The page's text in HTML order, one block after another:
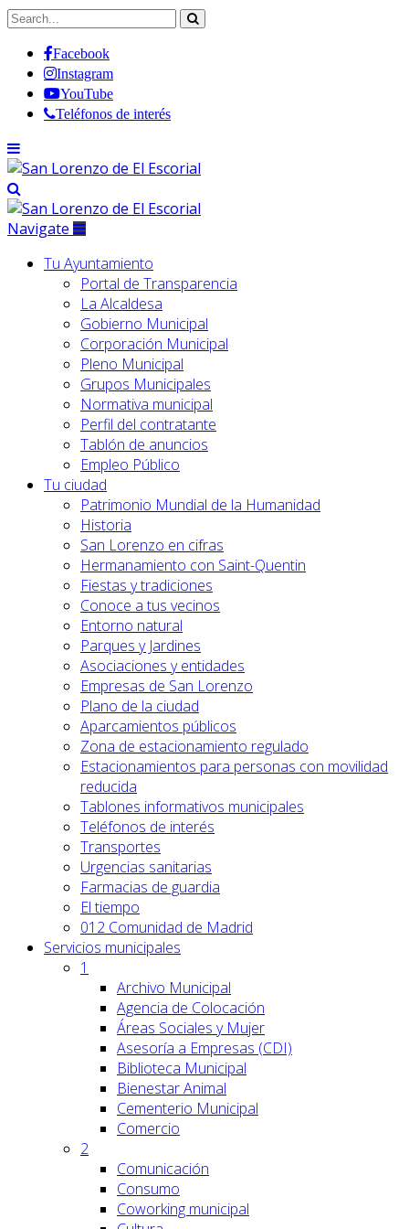
Facebook
Instagram
YouTube
Teléfonos de interés
Navigate
Tu Ayuntamiento
Portal de Transparencia
La Alcaldesa
Gobierno Municipal
Corporación Municipal
Pleno Municipal
Grupos Municipales
Normativa municipal
Perfil del contratante
Tablón de anuncios
Empleo Público
Tu ciudad
Patrimonio Mundial de la Humanidad
Historia
San Lorenzo en cifras
Hermanamiento con Saint-Quentin
Fiestas y tradiciones
Conoce a tus vecinos
Entorno natural
Parques y Jardines
Asociaciones y entidades
Empresas de San Lorenzo
Plano de la ciudad
Aparcamientos públicos
Zona de estacionamiento regulado
Estacionamientos para personas con movilidad
reducida
Tablones informativos municipales
Teléfonos de interés
Transportes
Urgencias sanitarias
Farmacias de guardia
El tiempo
012 Comunidad de Madrid
Servicios municipales
1
Archivo Municipal
Agencia de Colocación
Áreas Sociales y Mujer
Asesoría a Empresas (CDI)
Biblioteca Municipal
Bienestar Animal
Cementerio Municipal
Comercio
2
Comunicación
Consumo
Coworking municipal